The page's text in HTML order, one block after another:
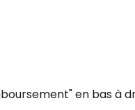
en bas à